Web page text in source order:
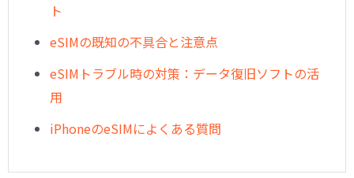
ト
eSIMの既知の不具合と注意点
eSIMトラブル時の対策：データ復旧ソフトの活
用
iPhoneのeSIMによくある質問